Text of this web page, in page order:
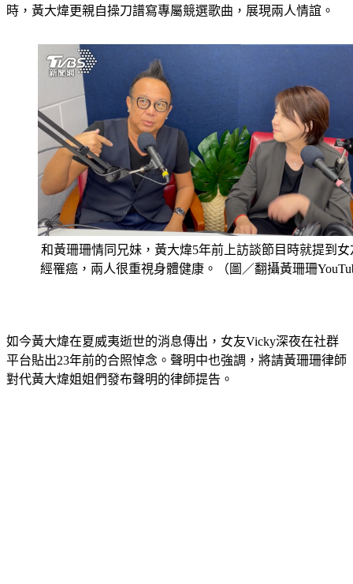
神層面的調適同樣不可或缺。2022年黃珊珊投入台北市長選戰
和黃珊珊情同兄妹，黃大煒5年前上訪談節目時就提到女
如今黃大煒在夏威夷逝世的消息傳出，女友Vicky深夜在社群
平台貼出23年前的合照悼念。聲明中也強調，將請黃珊珊律師